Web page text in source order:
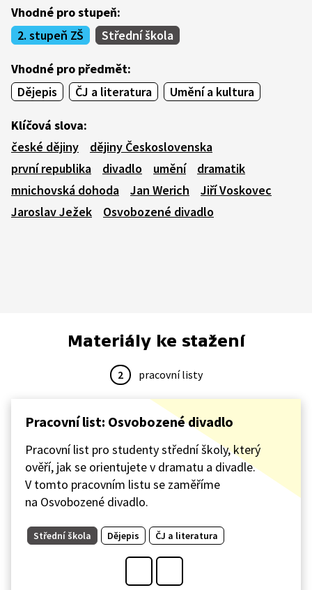
Vhodné pro stupeň:
2. stupeň ZŠ
Střední škola
Vhodné pro předmět:
Dějepis
ČJ a literatura Umění a kultura
Klíčová slova:
české dějiny
dějiny Československa
první republika
divadlo umění
dramatik
mnichovská dohoda
Jan Werich
Jiří Voskovec
Jaroslav Ježek
Osvobozené divadlo
Materiály ke stažení
2 pracovní listy
Pracovní list: Osvobozené divadlo
Pracovní list pro studenty střední školy, který
ověří, jak se orientujete v dramatu a divadle.
V tomto pracovním listu se zaměříme
na Osvobozené divadlo.
Střední škola Dějepis ČJ a literatura